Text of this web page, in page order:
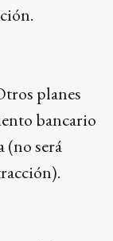
planes
bancario
(no será